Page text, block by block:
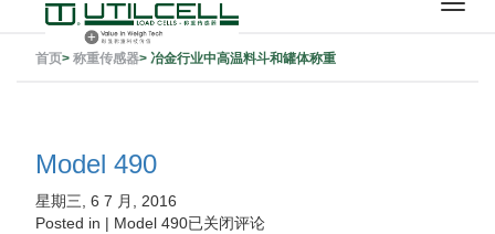
首页> 称重传感器> 冶金行业中高温料斗和罐体称重
Model 490
星期三, 6 7 月, 2016
Posted in | Model 490已关闭评论